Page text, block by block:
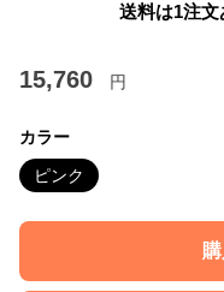
送料は1注文
15,760 円
カラー
ピンク